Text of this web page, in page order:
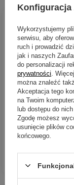
CHWILOWO
Patelnia DELPHIN
Green 22x28x7cm
116,37 zł
Ilość produktów
Konfiguracja
Wykorzystujemy
serwisu, aby
ruch i prowadzić
jak i naszych
do personalizacji
prywatności .
można znaleźć
Akceptacja tego
na Twoim
lub dostępu do nich
Zgodę możesz
usunięcie plików
końcowego.